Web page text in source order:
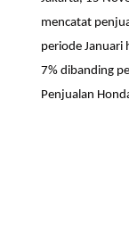
mencatat
periode Januari
7% dibanding
Penjualan